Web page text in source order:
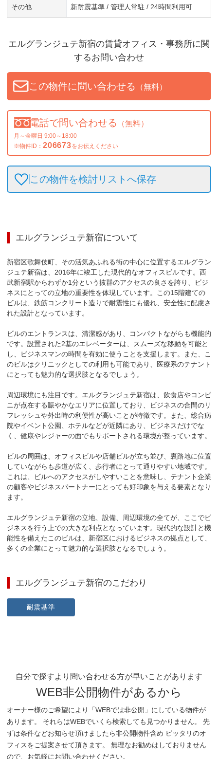
その他 新耐震基準 / 管理人常駐 / 24時間利用可
エルグランジュテ新宿の賃貸オフィス・事務所に関
するお問い合わせ
この物件に問い合わせる （無料）
電話で問い合わせる （無料）
月～金曜日 9:00～18:00
※物件ID： 206673をお伝えください
この物件を検討リストへ保存
エルグランジュテ新宿について
新宿区歌舞伎町、その活気あふれる街の中心に位置するエルグラン
ジュテ新宿は、2016年に竣工した現代的なオフィスビルです。西
武新宿駅からわずか1分という抜群のアクセスの良さを誇り、ビジ
ネスにとっての立地の重要性を体現しています。この15階建ての
ビルは、鉄筋コンクリート造りで耐震性にも優れ、安全性に配慮さ
れた設計となっています。
ビルのエントランスは、清潔感があり、コンパクトながらも機能的
です。設置された2基のエレベーターは、スムーズな移動を可能と
し、ビジネスマンの時間を有効に使うことを支援します。また、こ
のビルはクリニックとしての利用も可能であり、医療系のテナント
にとっても魅力的な選択肢となるでしょう。
周辺環境にも注目です。エルグランジュテ新宿は、飲食店やコンビ
ニが点在する賑やかなエリアに位置しており、ビジネスの合間のリ
フレッシュや外出時の利便性が高いことが特徴です。また、総合病
院やイベント公園、ホテルなどが近隣にあり、ビジネスだけでな
く、健康やレジャーの面でもサポートされる環境が整っています。
ビルの周囲は、オフィスビルや店舗ビルが立ち並び、裏路地に位置
していながらも歩道が広く、歩行者にとって通りやすい地域です。
これは、ビルへのアクセスがしやすいことを意味し、テナント企業
の顧客やビジネスパートナーにとっても好印象を与える要素となり
ます。
エルグランジュテ新宿の立地、設備、周辺環境の全てが、ここでビ
ジネスを行う上での大きな利点となっています。現代的な設計と機
能性を備えたこのビルは、新宿区におけるビジネスの拠点として、
多くの企業にとって魅力的な選択肢となるでしょう。
エルグランジュテ新宿のこだわり
耐震基準
自分で探すより問い合わせる方が早いことがあります
WEB非公開物件があるから
オーナー様のご希望により「WEBでは非公開」にしている物件が
あります。 それらはWEBでいくら検索しても見つかりません。 先
ずは条件などお知らせ頂けましたら非公開物件含め ピッタリのオ
フィスをご提案させて頂きます。 無理なお勧めはしておりません
ので、お気軽にお問い合わせください。